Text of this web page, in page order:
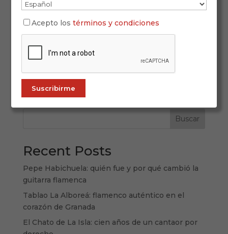
San Fernando, la Isla de Camarón, consolida con
este festival su papel como epicentro veraniego
del flamenco, con 42 días de programación,
grandes figuras y un marcado carácter social La
edición y lo ha hecho a lo grande:...
Buscar
Recent Posts
Pepe Habichuela: quién fue y por qué cambió la
guitarra flamenca
Tablao La Alboreá: flamenco auténtico en el
corazón de Granada
El Chato de La Isla: cien años de un cantaor por
Acepto lostérminos y condiciones